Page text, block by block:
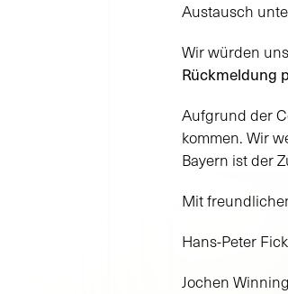
Austausch
Wir würden
Rückmeldung
Aufgrund der
kommen. Wir
Bayern ist der
Mit
Hans-Peter
Jochen